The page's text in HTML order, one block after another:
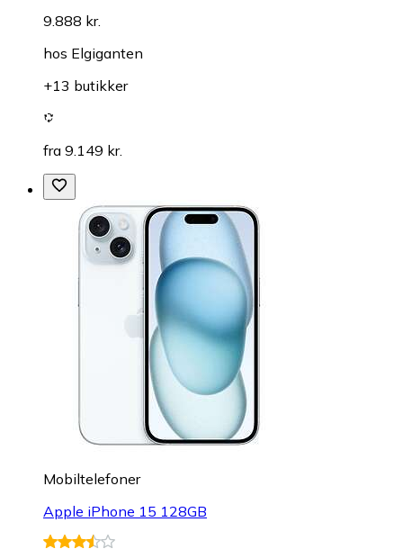
9.888 kr.
hos Elgiganten
+13 butikker
fra 9.149 kr.
Mobiltelefoner
Apple iPhone 15 128GB